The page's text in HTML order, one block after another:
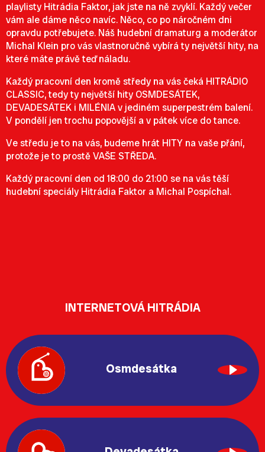
playlisty Hitrádia Faktor, jak jste na ně zvyklí. Každý večer
vám ale dáme něco navíc. Něco, co po náročném dni
opravdu potřebujete. Náš hudební dramaturg a moderátor
Michal Klein pro vás vlastnoručně vybírá ty největší hity, na
které máte právě teď náladu.
Každý pracovní den kromě středy na vás čeká HITRÁDIO
CLASSIC, tedy ty největší hity OSMDESÁTEK,
DEVADESÁTEK i MILÉNIA v jediném superpestrém balení.
V pondělí jen trochu popovější a v pátek více do tance.
Ve středu je to na vás, budeme hrát HITY na vaše přání,
protože je to prostě VAŠE STŘEDA.
Každý pracovní den od 18:00 do 21:00 se na vás těší
hudební speciály Hitrádia Faktor a Michal Pospíchal.
INTERNETOVÁ HITRÁDIA
Osmdesátka